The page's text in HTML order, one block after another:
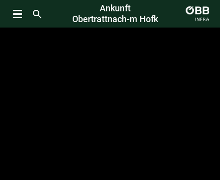
Ankunft
Obertrattnach-m Hofk